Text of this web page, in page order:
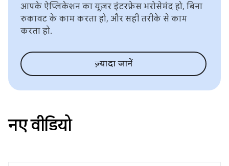
आपके ऐप्लिकेशन का यूज़र इंटरफ़ेस भरोसेमंद हो, बिना
रुकावट के काम करता हो, और सही तरीके से काम
करता हो.
ज़्यादा जानें
नए वीडियो